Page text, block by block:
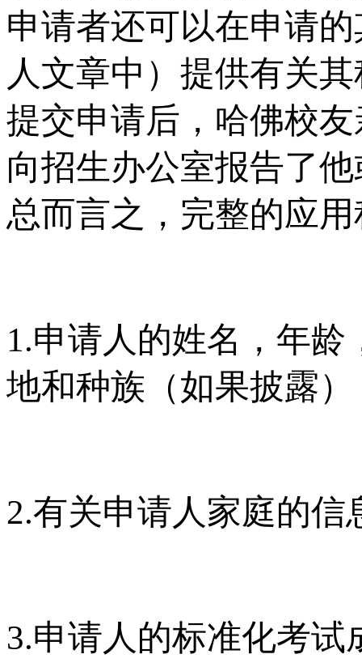
申请者还可以在申请
人文章中）提供有关
提交申请后，哈佛校
向招生办公室报告了
总而言之，完整的应
1.申请人的姓名，年
地和种族（如果披露）
2.有关申请人家庭的信
3.申请人的标准化考试